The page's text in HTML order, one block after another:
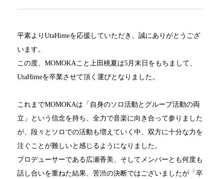
平素より UtaHimeを応援していただき、誠にありがとうござ
います。
この度、 MOMOKAこと上田桃夏は5月末日をもちまして、
UtaHimeを卒業させて頂く運びとなりました。
これまでMOMOKAは「自身のソロ活動とグループ活動の両
立」という信念を持ち、全力で音楽に向き合って参りました
が、段々とソロでの活動も増えていく中、双方に十分な力を
注ぐことが難しいと感じるようになりました。
プロデューサーである広瀬香美、そしてメンバーとも何度も
話し合いを重ねた結果、苦渋の決断ではございましたが「卒